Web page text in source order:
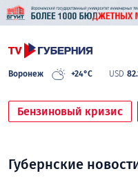
Воронеж +24°C USD
Бензиновый кризис
Губернские